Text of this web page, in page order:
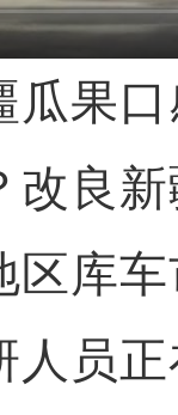
果口
改良
区库
人员